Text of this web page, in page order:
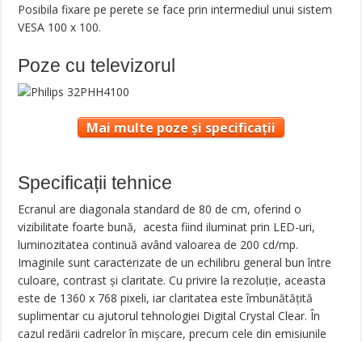
Posibila fixare pe perete se face prin intermediul unui sistem
VESA 100 x 100.
Poze cu televizorul
Mai multe poze și specificații
Specificații tehnice
Ecranul are diagonala standard de 80 de cm, oferind o
vizibilitate foarte bună, acesta fiind iluminat prin LED-uri,
luminozitatea continuă având valoarea de 200 cd/mp.
Imaginile sunt caracterizate de un echilibru general bun între
culoare, contrast și claritate. Cu privire la rezoluție, aceasta
este de 1360 x 768 pixeli, iar claritatea este îmbunătățită
suplimentar cu ajutorul tehnologiei Digital Crystal Clear. În
cazul redării cadrelor în mișcare, precum cele din emisiunile